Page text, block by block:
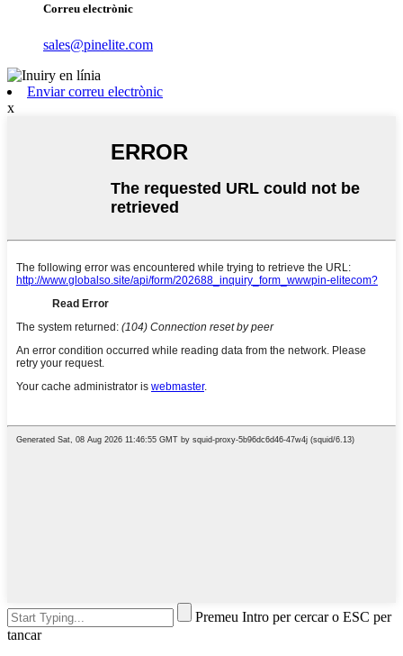
Correu electrònic
sales@pinelite.com
Enviar correu electrònic
x
Premeu Intro per cercar o ESC per
tancar